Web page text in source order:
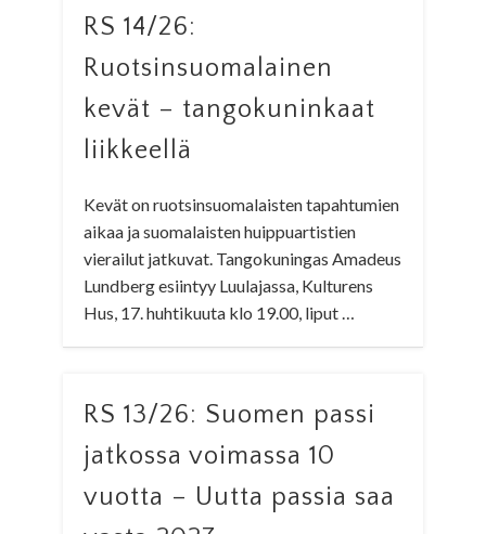
RS 14/26:
Ruotsinsuomalainen
kevät – tangokuninkaat
liikkeellä
Kevät on ruotsinsuomalaisten tapahtumien
aikaa ja suomalaisten huippuartistien
vierailut jatkuvat. Tangokuningas Amadeus
Lundberg esiintyy Luulajassa, Kulturens
Hus, 17. huhtikuuta klo 19.00, liput …
RS 13/26: Suomen passi
jatkossa voimassa 10
vuotta – Uutta passia saa